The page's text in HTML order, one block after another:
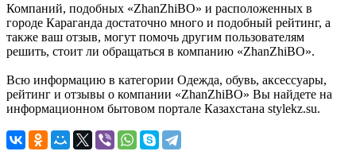
Компаний, подобных «ZhanZhiBO» и расположенных в
городе Караганда достаточно много и подобный рейтинг, а
также ваш отзыв, могут помочь другим пользователям
решить, стоит ли обращаться в компанию «ZhanZhiBO».
Всю информацию в категории Одежда, обувь, аксессуары,
рейтинг и отзывы о компании «ZhanZhiBO» Вы найдете на
информационном бытовом портале Казахстана stylekz.su.